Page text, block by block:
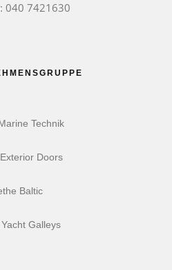
040 7421630
Technik
Doors
Baltic
Galleys